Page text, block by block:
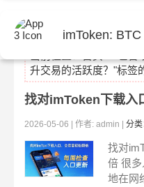
imToken:
升交易的活跃度？"标签
找对imToken下载入
2026-05-06 | 作者: admin | 分
找对
倍 很
地在网